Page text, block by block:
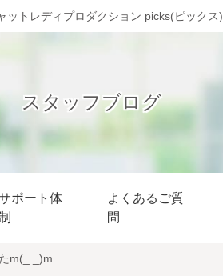
ットレディプロダクション picks(ピックス)
スタッフブログ
ポート体
よくあるご質
問
m(_ _)m